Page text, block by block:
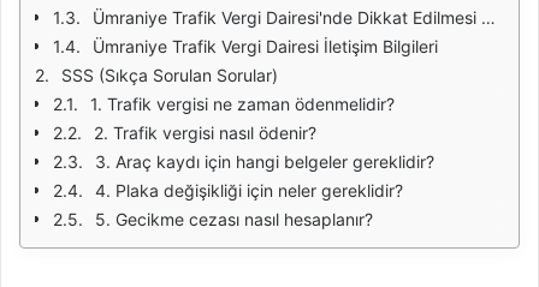
Ümraniye Trafik Vergi Dairesi'nde Dikkat Edilmesi Gerekenler
Ümraniye Trafik Vergi Dairesi İletişim Bilgileri
SSS (Sıkça Sorulan Sorular)
1. Trafik vergisi ne zaman ödenmelidir?
2. Trafik vergisi nasıl ödenir?
3. Araç kaydı için hangi belgeler gereklidir?
4. Plaka değişikliği için neler gereklidir?
5. Gecikme cezası nasıl hesaplanır?